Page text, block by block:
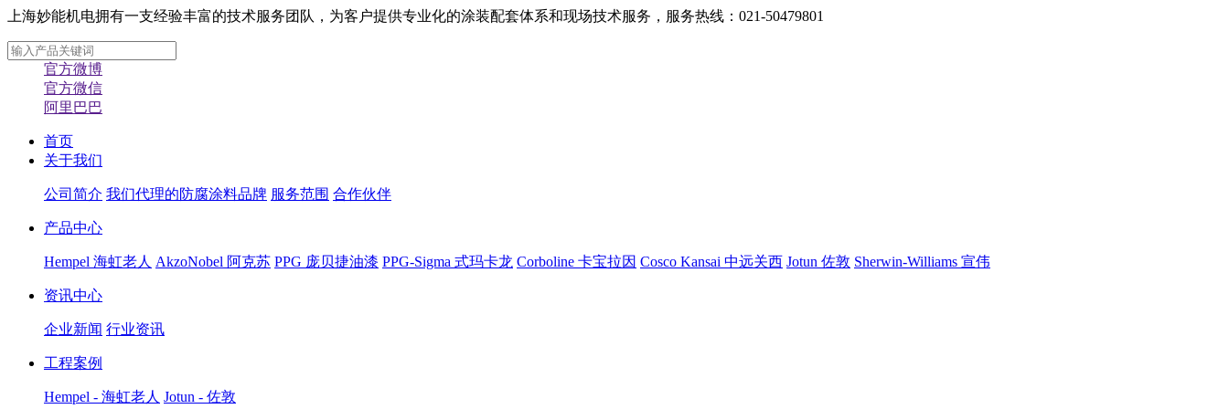
上海妙能机电拥有一支经验丰富的技术服务团队，为客户提供专业化的涂装配套体系和现场技术服务，服务热线：021-50479801
官方微博
官方微信
阿里巴巴
首页
关于我们
公司简介 我们代理的防腐涂料品牌 服务范围 合作伙伴
产品中心
Hempel 海虹老人 AkzoNobel 阿克苏 PPG 庞贝捷油漆 PPG-Sigma 式玛卡龙 Corboline 卡宝拉因 Cosco Kansai 中远关西 Jotun 佐敦 Sherwin-Williams 宣伟
资讯中心
企业新闻 行业资讯
工程案例
Hempel - 海虹老人 Jotun - 佐敦